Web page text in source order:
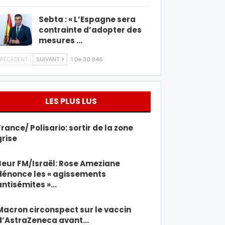
Sebta : « L’Espagne sera
contrainte d’adopter des
mesures …
SUIVANT 1 De 30 846
LES PLUS LUS
Polisario: sortir de la zone
FM/Israël: Rose Ameziane
les « agissements
»…
circonspect sur le vaccin
avant…